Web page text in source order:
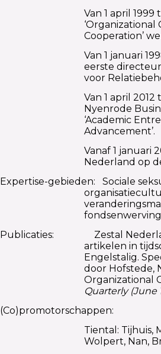
Van 1 april
Cooperation’
Van 1 januari
eerste
voor
Van 1 april
Nyenrode
‘Academic
Advancement’.
Vanaf 1 januari
Nederland op
Expertise-gebieden: Sociale
Publicaties: Zestal
artikelen in
Engelstalig.
door Hofstede,
Organizational
Quarterly (June
(Co)promotorschappen:
Tiental: Tijhuis,
Wolpert, Nan,